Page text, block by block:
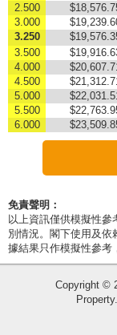
2.500
3.000
3.250
3.500
4.000
4.500
5.000
5.500
6.000
免責聲明：
以上資訊僅供模擬性
別情況。閣下使用及
據結果只作模擬性參考
Copyright ©